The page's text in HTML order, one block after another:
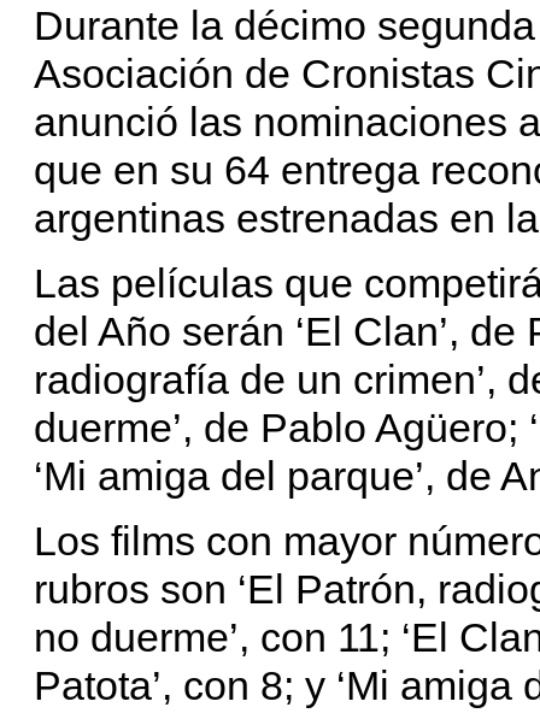
Durante la décimo
Asociación de Cronistas
anunció las nominaciones
que en su 64 entrega
argentinas estrenadas en
Las películas que
del Año serán ‘El Clan’,
radiografía de un crimen’,
duerme’, de Pablo Agüero;
‘Mi amiga del parque’, de
Los films con mayor
rubros son ‘El Patrón,
no duerme’, con 11; ‘El
Patota’, con 8; y ‘Mi amiga